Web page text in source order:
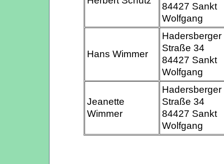
84427 Sankt
Wolfgang
Hans Wimmer
Hadersberger
Straße 34
84427 Sankt
Wolfgang
Jeanette
Wimmer
Hadersberger
Straße 34
84427 Sankt
Wolfgang